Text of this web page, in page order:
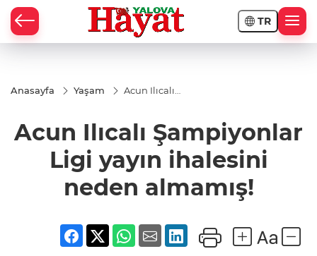
TR
Anasayfa Yaşam
Acun Ilıcalı
ihalesini
neden
almamış!
Acun Ilıcalı Şampiyonlar
Ligi yayın ihalesini
neden almamış!